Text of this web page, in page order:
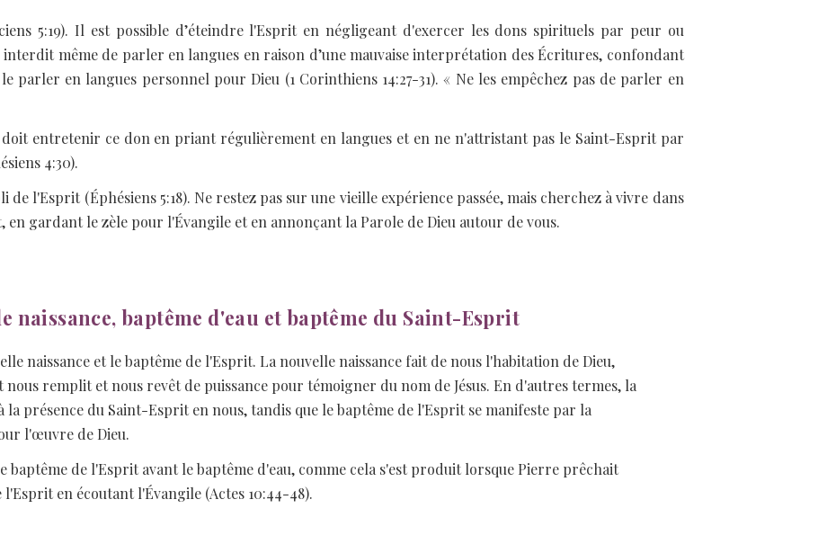
5:19). Il est possible d’éteindre l'Esprit en négligeant d'exercer les dons spirituels par peur ou
interdit même de parler en langues en raison d’une mauvaise interprétation des Écritures, confondant
parler en langues personnel pour Dieu (1 Corinthiens 14:27-31). « Ne les empêchez pas de parler en
entretenir ce don en priant régulièrement en langues et en ne n'attristant pas le Saint-Esprit par
4:30).
l'Esprit (Éphésiens 5:18). Ne restez pas sur une vieille expérience passée, mais cherchez à vivre dans
gardant le zèle pour l'Évangile et en annonçant la Parole de Dieu autour de vous.
naissance, baptême d'eau et baptême du Saint-Esprit
naissance et le baptême de l'Esprit. La nouvelle naissance fait de nous l'habitation de Dieu,
remplit et nous revêt de puissance pour témoigner du nom de Jésus. En d'autres termes, la
la présence du Saint-Esprit en nous, tandis que le baptême de l'Esprit se manifeste par la
l'œuvre de Dieu.
baptême de l'Esprit avant le baptême d'eau, comme cela s'est produit lorsque Pierre prêchait
en écoutant l'Évangile (Actes 10:44-48).